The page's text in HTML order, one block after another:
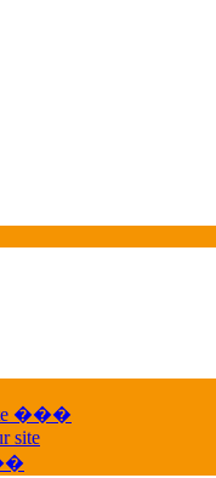
���
site